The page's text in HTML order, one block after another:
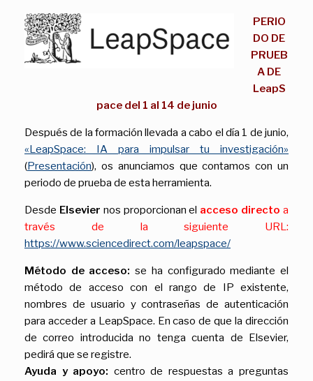
PERIO
DO DE
PRUEB
A DE
LeapS
pace del 1 al 14 de junio
Después de la formación llevada a cabo el día 1 de junio,
«LeapSpace: IA para impulsar tu investigación»
(Presentación), os anunciamos que contamos con un
periodo de prueba de esta herramienta.
Desde Elsevier nos proporcionan el acceso directoa
través de la siguiente URL:
https://www.sciencedirect.com/leapspace/
Método de acceso:se ha configurado mediante el
método de acceso con el rango de IP existente,
nombres de usuario y contraseñas de autenticación
para acceder a LeapSpace. En caso de que la dirección
de correo introducida no tenga cuenta de Elsevier,
pedirá que se registre.
Ayuda y apoyo: centro de respuestas a preguntas